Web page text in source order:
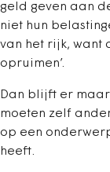
geld geven aan
niet hun
van het rijk, want
opruimen’.
Dan blijft er
moeten zelf
op een
heeft.